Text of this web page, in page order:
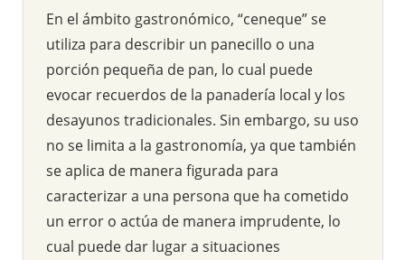
En el ámbito gastronómico, “ceneque” se
utiliza para describir un panecillo o una
porción pequeña de pan, lo cual puede
evocar recuerdos de la panadería local y los
desayunos tradicionales. Sin embargo, su uso
no se limita a la gastronomía, ya que también
se aplica de manera figurada para
caracterizar a una persona que ha cometido
un error o actúa de manera imprudente, lo
cual puede dar lugar a situaciones